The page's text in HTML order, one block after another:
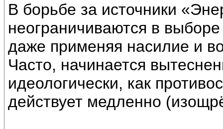
В борьбе за источники
неограничиваются в
даже применяя насилие и
Часто, начинается
идеологически, как
действует медленно